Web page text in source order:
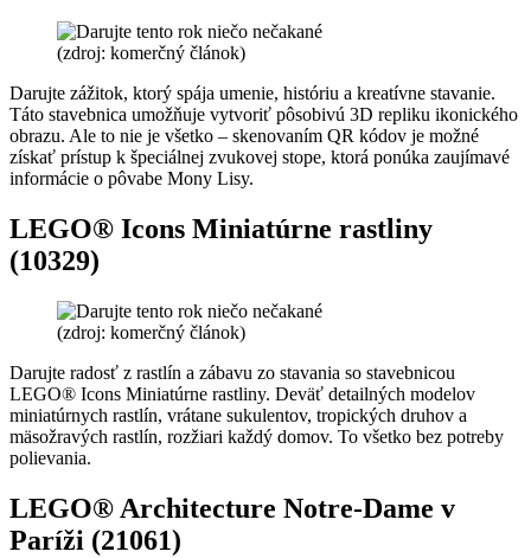
(zdroj: komerčný článok)
Darujte zážitok, ktorý spája umenie, históriu a kreatívne stavanie.
Táto stavebnica umožňuje vytvoriť pôsobivú 3D repliku ikonického
obrazu. Ale to nie je všetko – skenovaním QR kódov je možné
získať prístup k špeciálnej zvukovej stope, ktorá ponúka zaujímavé
informácie o pôvabe Mony Lisy.
LEGO® Icons Miniatúrne rastliny
(10329)
(zdroj: komerčný článok)
Darujte radosť z rastlín a zábavu zo stavania so stavebnicou
LEGO® Icons Miniatúrne rastliny. Deväť detailných modelov
miniatúrnych rastlín, vrátane sukulentov, tropických druhov a
mäsožravých rastlín, rozžiari každý domov. To všetko bez potreby
polievania.
LEGO® Architecture Notre-Dame v
Paríži (21061)